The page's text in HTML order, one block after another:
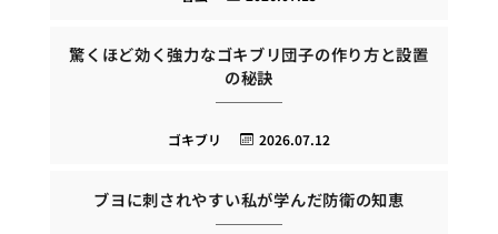
驚くほど効く強力なゴキブリ団子の作り方と設置
の秘訣
2026.07.12
ゴキブリ
ブヨに刺されやすい私が学んだ防衛の知恵